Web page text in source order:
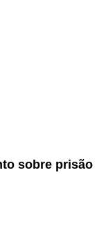
sobre prisão